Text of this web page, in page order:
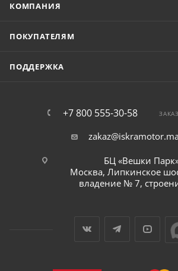
КОМПАНИЯ
ПОКУПАТЕЛЯМ
ПОДДЕРЖКА
+7 800 555-30-58
БЦ «Вешки
Москва, Липкинское
владение № 7,